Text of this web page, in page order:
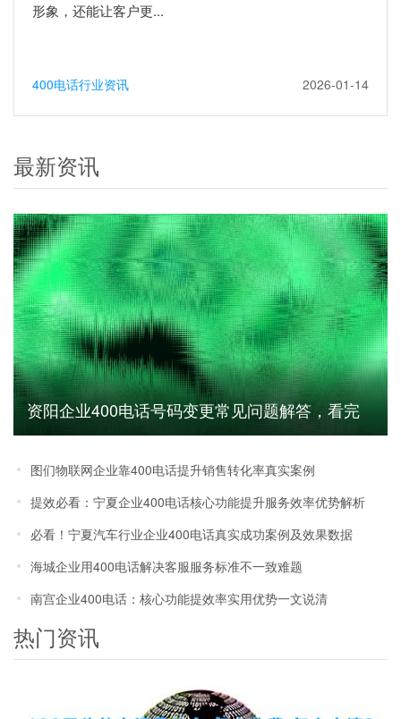
形象，还能让客户更...
400电话行业资讯 2026-01-14
最新资讯
资阳企业400电话号码变更常见问题解答，看完
少走弯路
图们物联网企业靠400电话提升销售转化率真实案例
提效必看：宁夏企业400电话核心功能提升服务效率优势解析
必看！宁夏汽车行业企业400电话真实成功案例及效果数据
海城企业用400电话解决客服服务标准不一致难题
南宫企业400电话：核心功能提效率实用优势一文说清
热门资讯